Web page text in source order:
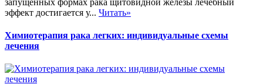
эффект достигается у... Читать»
Химиотерапия рака легких: индивидуальные схемы
лечения